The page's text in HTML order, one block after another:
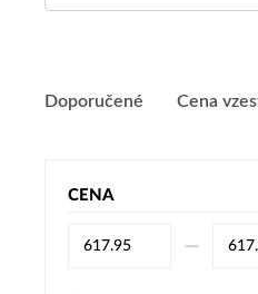
Doporučené Cena
CENA
–⁠